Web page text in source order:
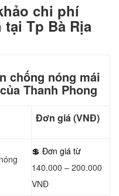
chi phí
Tp Bà Rịa
chống nóng mái
Thanh Phong
Đơn giá (VNĐ)
💲 Đơn giá từ
140.000 – 200.000
VNĐ